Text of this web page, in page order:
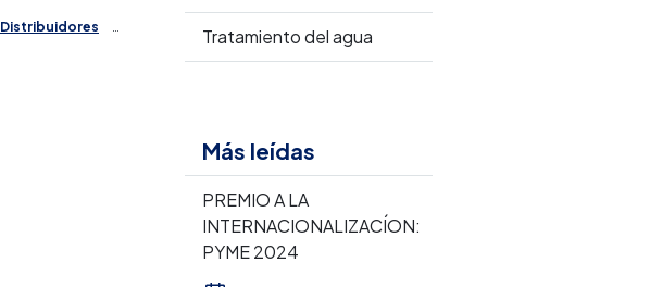
Tratamiento del agua
Más leídas
PREMIO A LA
INTERNACIONALIZACÍON:
PYME 2024
Distribuidores